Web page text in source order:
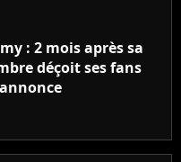
: 2 mois après sa
déçoit ses fans